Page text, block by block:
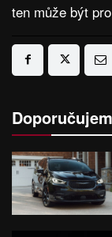
ten může být